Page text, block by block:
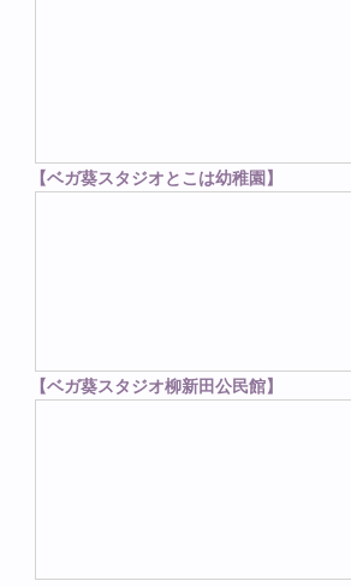
【ベガ葵スタジオとこは幼稚園】
【ベガ葵スタジオ柳新田公民館】